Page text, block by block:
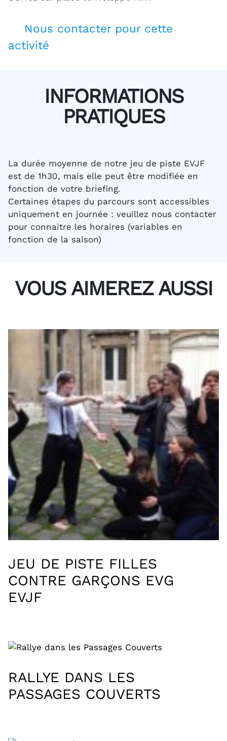
Nous contacter pour cette
activité
INFORMATIONS
PRATIQUES
La durée moyenne de notre jeu de piste EVJF
est de 1h30, mais elle peut être modifiée en
fonction de votre briefing.
Certaines étapes du parcours sont accessibles
uniquement en journée : veuillez nous contacter
pour connaitre les horaires (variables en
fonction de la saison)
VOUS AIMEREZ AUSSI
JEU DE PISTE FILLES
CONTRE GARÇONS EVG
EVJF
RALLYE DANS LES
PASSAGES COUVERTS